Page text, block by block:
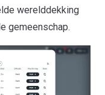
werelddekking
gemeenschap.